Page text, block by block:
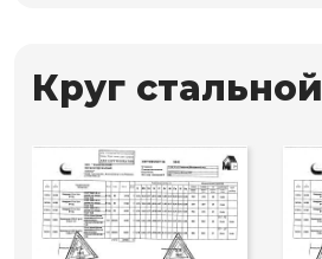
Круг стальной